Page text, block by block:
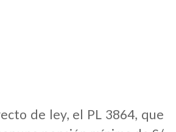
de ley, el PL 3864, que